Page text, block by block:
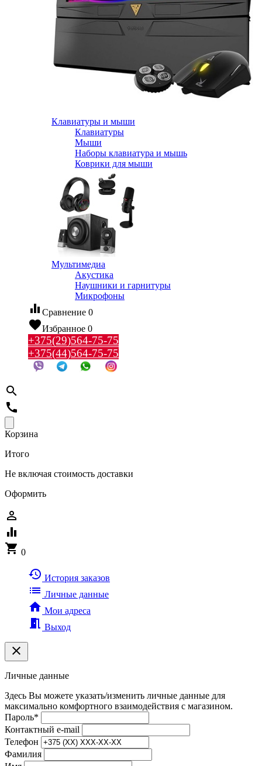
Клавиатуры и мыши
Клавиатуры
Мыши
Наборы клавиатура и мышь
Коврики для мыши
Мультимедиа
Акустика
Наушники и гарнитуры
Микрофоны
equalizer Сравнение 0
favoriteИзбранное 0
+375(29)564-75-75
+375(44)564-75-75
search
call
Корзина
Итого
Не включая стоимость доставки
Оформить
person_outline
equalizer
shopping_cart 0
history История заказов
list Личные данные
home Мои адреса
meeting_room Выход
clear
Личные данные
Здесь Вы можете указать/изменить личные данные для
максимально комфортного взаимодействия с магазином.
Пароль*
Контактный e-mail
Телефон
Фамилия